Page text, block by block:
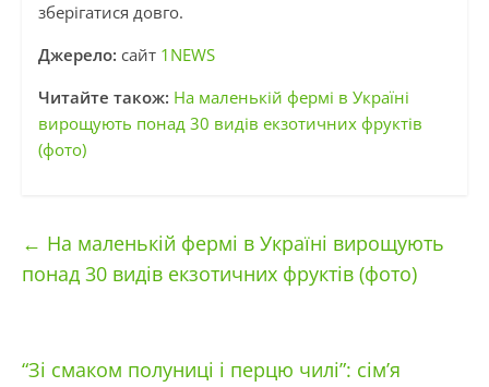
зберігатися довго.
Джерело: сайт 1NEWS
Читайте також: На маленькій фермі в Україні
вирощують понад 30 видів екзотичних фруктів
(фото)
← На маленькій фермі в Україні вирощують
понад 30 видів екзотичних фруктів (фото)
“Зі смаком полуниці і перцю чилі”: сім’я